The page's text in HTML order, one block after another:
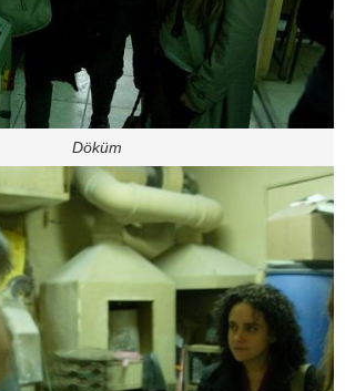
Döküm